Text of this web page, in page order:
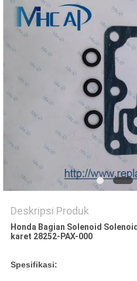
Deskripsi Produk
Honda Bagian Solenoid
karet 28252-PAX-000
Spesifikasi: